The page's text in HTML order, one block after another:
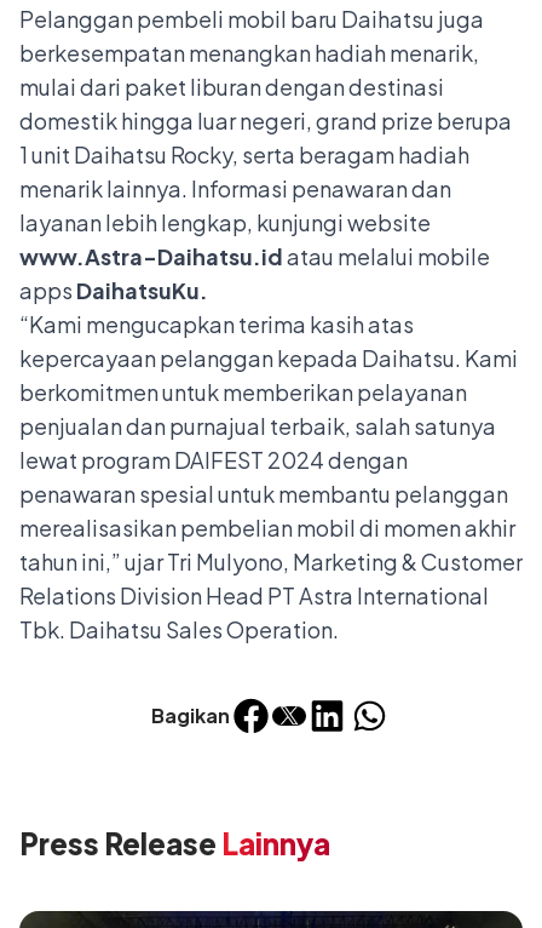
Bagikan
Pelanggan pembeli mobil baru Daihatsu juga
berkesempatan menangkan hadiah menarik,
mulai dari paket liburan dengan destinasi
domestik hingga luar negeri, grand prize berupa
1 unit Daihatsu Rocky, serta beragam hadiah
menarik lainnya. Informasi penawaran dan
layanan lebih lengkap, kunjungi website
www.Astra-Daihatsu.idatau melalui mobile
apps DaihatsuKu.
“Kami mengucapkan terima kasih atas
kepercayaan pelanggan kepada Daihatsu. Kami
berkomitmen untuk memberikan pelayanan
penjualan dan purnajual terbaik, salah satunya
lewat program DAIFEST 2024 dengan
penawaran spesial untuk membantu pelanggan
merealisasikan pembelian mobil di momen akhir
tahun ini,” ujar Tri Mulyono, Marketing & Customer
Relations Division Head PT Astra International
Tbk. Daihatsu Sales Operation.
Press Release Lainnya